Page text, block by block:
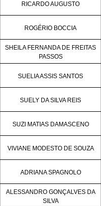
RICARDO AUGUSTO
ROGÉRIO BOCCIA
SHEILA FERNANDA DE FREITAS
PASSOS
SUELIA ASSIS SANTOS
SUELY DA SILVA REIS
SUZI MATIAS DAMASCENO
VIVIANE MODESTO DE SOUZA
ADRIANA SPAGNOLO
ALESSANDRO GONÇALVES DA
SILVA